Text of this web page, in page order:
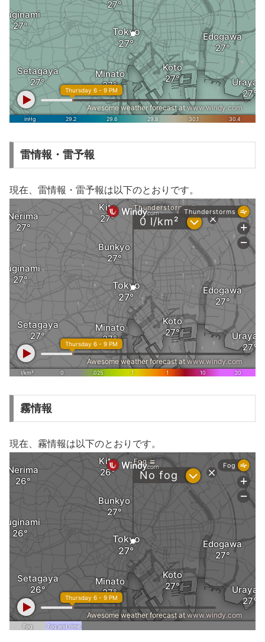
雷情報・雷予報
現在、雷情報・雷予報は以下のとおりです。
霧情報
現在、霧情報は以下のとおりです。